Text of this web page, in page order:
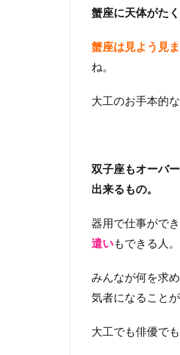
蟹座に天体がた
蟹座は見よう見
ね。
大工のお手本的
双子座もオーバ
出来るもの。
器用で仕事がで
遣いもできる人。
みんなが何を求
気者になること
大工でも俳優で